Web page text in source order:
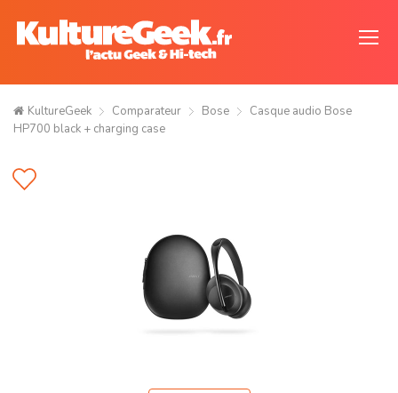
KultureGeek Comparateur Bose
Casque audio Bose
HP700 black + charging case